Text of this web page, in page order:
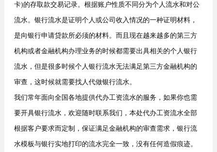
卡)的存取款交易记录。根据账户性质不同分为个人流水和对公
流水。银行流水是证明个人或公司收入情况的一种证明材料，
是向银行申请贷款所必须的材料。而且现在越来越多的第三方
机构或者金融机构办理业务的时候都需要出具相关的个人银行
流水，但是很多时候个人银行流水无法满足第三方金融机构的
审查，这时候就需要找人代做银行流水。
我们常年面向全国各地提供代办工资流水的服务，如果你也需
要开具银行流水，欢迎随时联系我们，本处代办工资流水全部
根据客户要求而定制，保证满足金融机构的审查需求，银行流
水模板与银行实地打印的流水完全一致，没有任何造假痕迹。